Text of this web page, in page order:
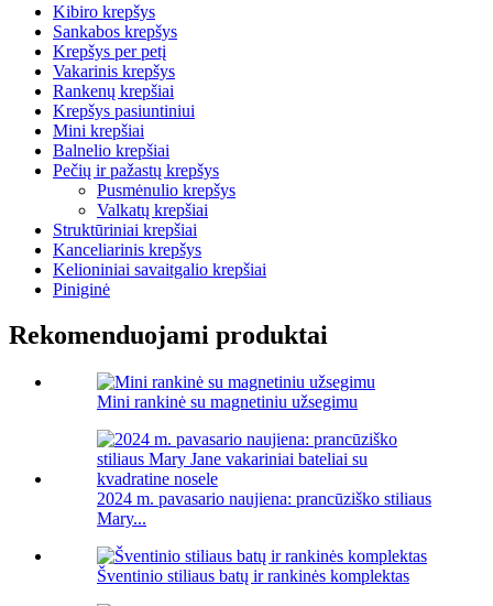
Kibiro krepšys
Sankabos krepšys
Krepšys per petį
Vakarinis krepšys
Rankenų krepšiai
Krepšys pasiuntiniui
Mini krepšiai
Balnelio krepšiai
Pečių ir pažastų krepšys
Pusmėnulio krepšys
Valkatų krepšiai
Struktūriniai krepšiai
Kanceliarinis krepšys
Kelioniniai savaitgalio krepšiai
Piniginė
Rekomenduojami produktai
Mini rankinė su magnetiniu užsegimu
2024 m. pavasario naujiena: prancūziško stiliaus
Mary...
Šventinio stiliaus batų ir rankinės komplektas